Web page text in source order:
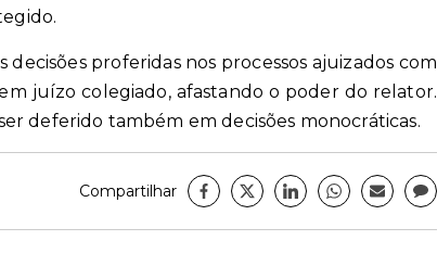
proferidas nos processos ajuizados com
juízo colegiado, afastando o poder do relator.
deferido também em decisões monocráticas.
Compartilhar